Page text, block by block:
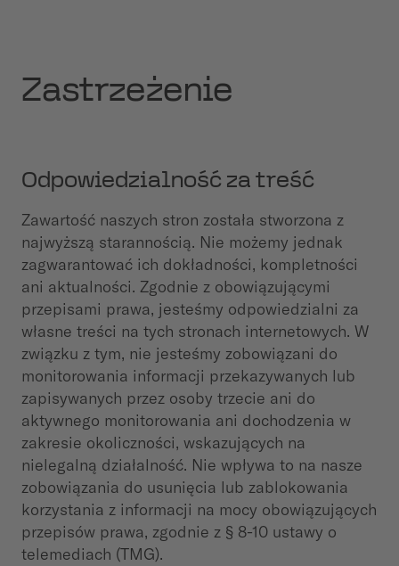
Zastrzeżenie
Odpowiedzialność za treść
Zawartość naszych stron została stworzona z
najwyższą starannością. Nie możemy jednak
zagwarantować ich dokładności, kompletności
ani aktualności. Zgodnie z obowiązującymi
przepisami prawa, jesteśmy odpowiedzialni za
własne treści na tych stronach internetowych. W
związku z tym, nie jesteśmy zobowiązani do
monitorowania informacji przekazywanych lub
zapisywanych przez osoby trzecie ani do
aktywnego monitorowania ani dochodzenia w
zakresie okoliczności, wskazujących na
nielegalną działalność. Nie wpływa to na nasze
zobowiązania do usunięcia lub zablokowania
korzystania z informacji na mocy obowiązujących
przepisów prawa, zgodnie z § 8-10 ustawy o
telemediach (TMG).